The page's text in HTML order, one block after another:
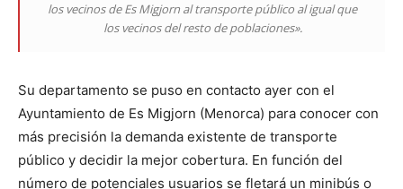
los vecinos de Es Migjorn al transporte público al igual que
los vecinos del resto de poblaciones».
Su departamento se puso en contacto ayer con el
Ayuntamiento de Es Migjorn (Menorca) para conocer con
más precisión la demanda existente de transporte
público y decidir la mejor cobertura. En función del
número de potenciales usuarios se fletará un minibús o